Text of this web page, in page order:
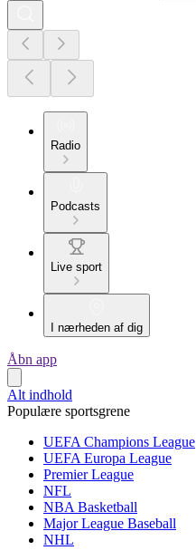
Radio
Podcasts
Live sport
I nærheden af dig
Åbn app
Alt indhold
Populære sportsgrene
UEFA Champions League
UEFA Europa League
Premier League
NFL
NBA Basketball
Major League Baseball
NHL